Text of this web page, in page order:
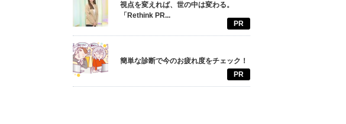
視点を変えれば、世の中は変わる。
「Rethink PR...
PR
簡単な診断で今のお疲れ度をチェック！
PR